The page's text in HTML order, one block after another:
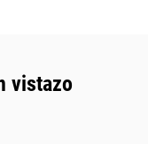
vistazo